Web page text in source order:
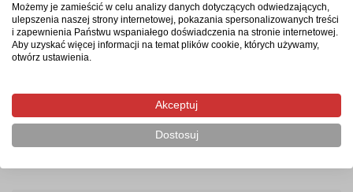
Termin realizacji
Produkcja rozpocznie się po zaksięgowaniu płatności i
doręczenie zajmie maksymalnie 2 dni robocze od
momentu nadania.
Możemy je zamieścić w celu analizy danych dotyczących odwiedzających,
ulepszenia naszej strony internetowej, pokazania spersonalizowanych treści
i zapewnienia Państwu wspaniałego doświadczenia na stronie internetowej.
Aby uzyskać więcej informacji na temat plików cookie, których używamy,
otwórz ustawienia.
Akceptuj
Dostosuj